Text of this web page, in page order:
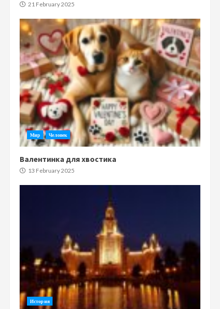
21 February 2025
Мир Человек
Валентинка для хвостика
13 February 2025
История